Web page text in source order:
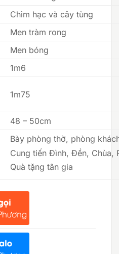
Chim hạc và cây tùng
Men tràm rong
Men bóng
1m6
1m75
48 – 50cm
Bày phòng thờ, phòng
Cung tiến Đình, Đền, Chùa,
Quà tặng tân gia